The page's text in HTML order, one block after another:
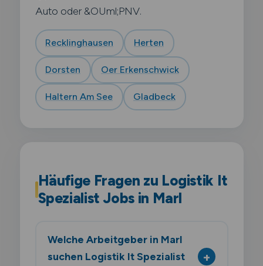
Auto oder &OUml;PNV.
Recklinghausen Herten
Dorsten Oer Erkenschwick
Haltern Am See Gladbeck
Häufige Fragen zu Logistik It
Spezialist Jobs in Marl
Welche Arbeitgeber in Marl
suchen Logistik It Spezialist